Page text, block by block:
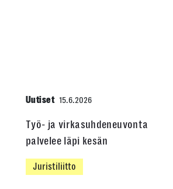
Uutiset 15.6.2026
Työ- ja virkasuhdeneuvonta
palvelee läpi kesän
Juristiliitto